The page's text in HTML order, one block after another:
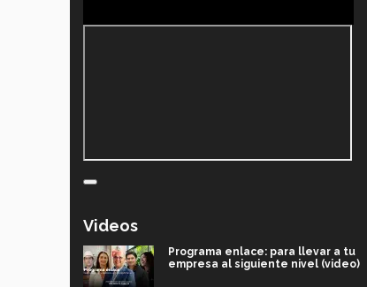
Videos
Programa enlace: para llevar a tu
empresa al siguiente nivel (video)